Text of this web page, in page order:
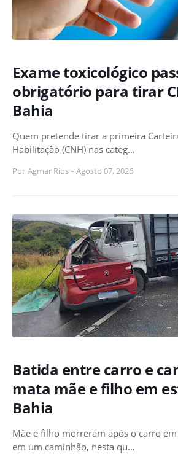
Exame toxicológico
obrigatório para tirar
Bahia
Quem pretende tirar a primeira
Habilitação (CNH) nas categ…
Por Agmar Rios - Agosto 07, 2026
Batida entre carro e
mata mãe e filho em
Bahia
Mãe e filho morreram após o carro
em um caminhão, nesta qu…